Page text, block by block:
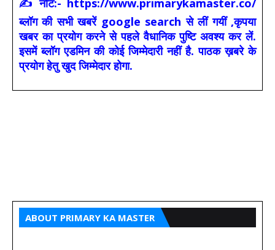
✍ नोट:- https://www.primarykamaster.co/
ब्लॉग की सभी खबरें google search से लीं गयीं ,कृपया
खबर का प्रयोग करने से पहले वैधानिक पुष्टि अवश्य कर लें.
इसमें ब्लॉग एडमिन की कोई जिम्मेदारी नहीं है. पाठक ख़बरे के
प्रयोग हेतु खुद जिम्मेदार होगा.
ABOUT PRIMARY KA MASTER